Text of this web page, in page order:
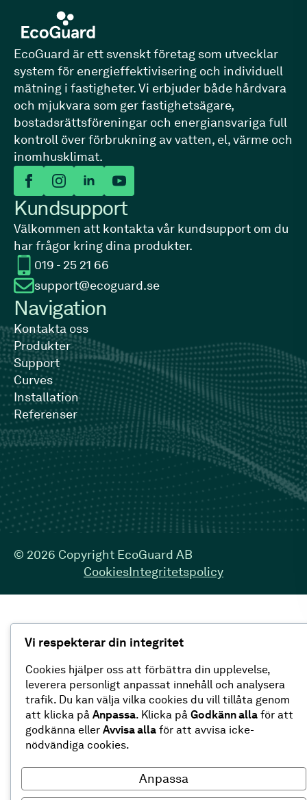
EcoGuard är ett svenskt företag som utvecklar
system för energieffektivisering och individuell
mätning i fastigheter. Vi erbjuder både hårdvara
och mjukvara som ger fastighetsägare,
bostadsrättsföreningar och energiansvariga full
kontroll över förbrukning av vatten, el, värme och
inomhusklimat.
Kundsupport
Välkommen att kontakta vår kundsupport om du
har frågor kring dina produkter.
019 - 25 21 66
support@ecoguard.se
Navigation
Kontakta oss
Produkter
Support
Curves
Installation
Referenser
© 2026 Copyright EcoGuard AB
CookiesIntegritetspolicy
Vi respekterar din integritet
Cookies hjälper oss att förbättra din upplevelse,
leverera personligt anpassat innehåll och analysera
trafik. Du kan välja vilka cookies du vill tillåta genom
att klicka på Anpassa. Klicka på Godkänn alla för att
godkänna eller Avvisa alla för att avvisa icke-
nödvändiga cookies.
Anpassa